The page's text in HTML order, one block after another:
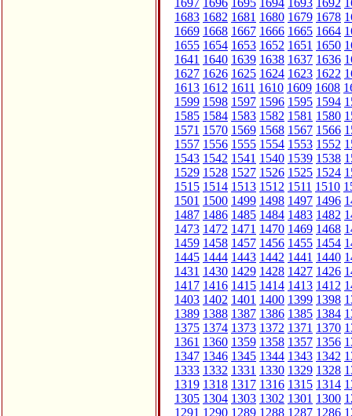
1697 1696 1695 1694 1693 1692
1683 1682 1681 1680 1679 1678
1669 1668 1667 1666 1665 1664
1655 1654 1653 1652 1651 1650
1641 1640 1639 1638 1637 1636
1627 1626 1625 1624 1623 1622
1613 1612 1611 1610 1609 1608
1599 1598 1597 1596 1595 1594
1585 1584 1583 1582 1581 1580
1571 1570 1569 1568 1567 1566
1557 1556 1555 1554 1553 1552
1543 1542 1541 1540 1539 1538
1529 1528 1527 1526 1525 1524
1515 1514 1513 1512 1511 1510
1501 1500 1499 1498 1497 1496
1487 1486 1485 1484 1483 1482
1473 1472 1471 1470 1469 1468
1459 1458 1457 1456 1455 1454
1445 1444 1443 1442 1441 1440
1431 1430 1429 1428 1427 1426
1417 1416 1415 1414 1413 1412
1403 1402 1401 1400 1399 1398
1389 1388 1387 1386 1385 1384
1375 1374 1373 1372 1371 1370
1361 1360 1359 1358 1357 1356
1347 1346 1345 1344 1343 1342
1333 1332 1331 1330 1329 1328
1319 1318 1317 1316 1315 1314
1305 1304 1303 1302 1301 1300
1291 1290 1289 1288 1287 1286